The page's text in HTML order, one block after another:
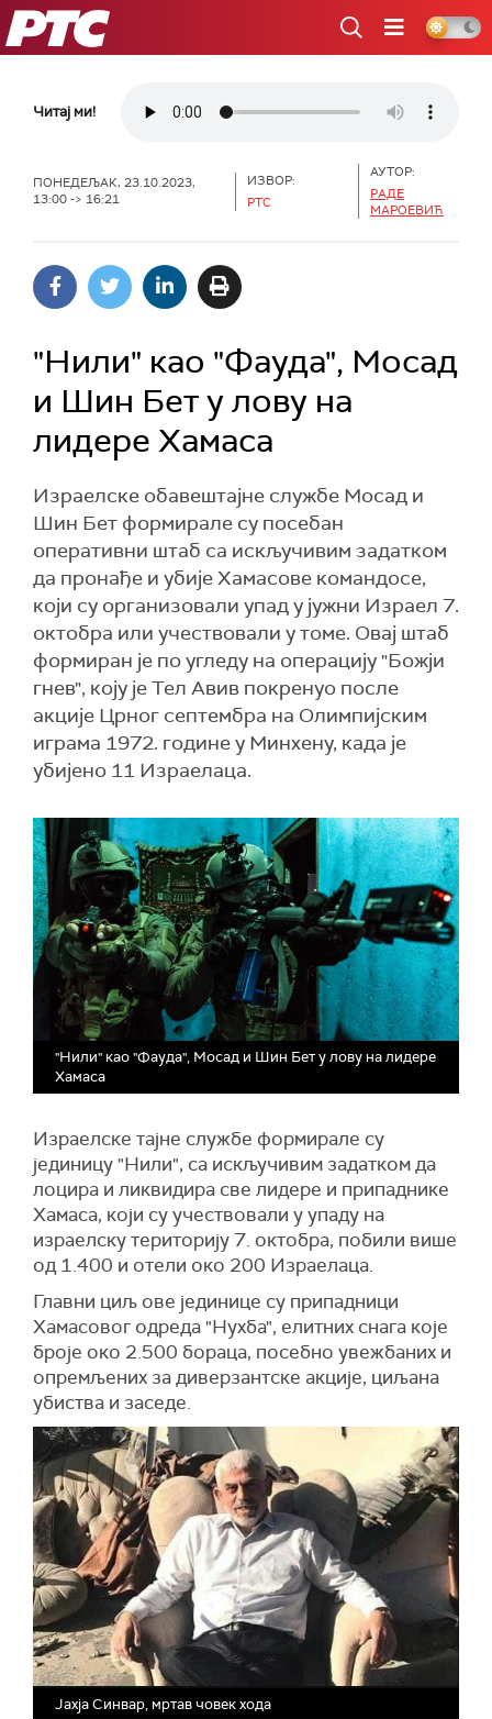
РТС
Читај ми!
ПОНЕДЕЉАК, 23.10.2023,
13:00 -> 16:21
ИЗВОР:
РТС
АУТОР:
РАДЕ
МАРОЕВИЋ
"Нили" као "Фауда", Мосад
и Шин Бет у лову на
лидере Хамаса
Израелске обавештајне службе Мосад и
Шин Бет формирале су посебан
оперативни штаб са искључивим задатком
да пронађе и убије Хамасове командосе,
који су организовали упад у јужни Израел 7.
октобра или учествовали у томе. Овај штаб
формиран је по угледу на операцију "Божји
гнев", коју је Тел Авив покренуо после
акције Црног септембра на Олимпијским
играма 1972. године у Минхену, када је
убијено 11 Израелаца.
"Нили" као "Фауда", Мосад и Шин Бет у лову на лидере
Хамаса
Израелске тајне службе формирале су
јединицу "Нили", са искључивим задатком да
лоцира и ликвидира све лидере и припаднике
Хамаса, који су учествовали у упаду на
израелску територију 7. октобра, побили више
од 1.400 и отели око 200 Израелаца.
Главни циљ ове јединице су припадници
Хамасовог одреда "Нухба", елитних снага које
броје око 2.500 бораца, посебно увежбаних и
опремљених за диверзантске акције, циљана
убиства и заседе.
Јахја Синвар, мртав човек хода